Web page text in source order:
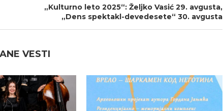
„Kulturno leto 2025“: Željko Vasić 29. avgusta,
„Dens spektakl-devedesete“ 30. avgusta
VESTI